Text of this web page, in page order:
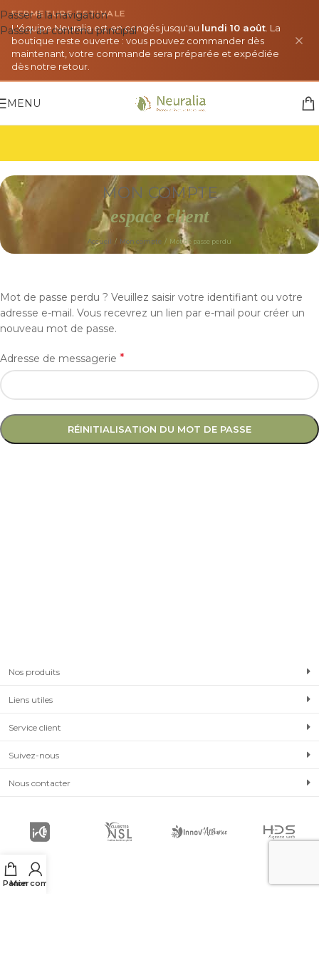
FERMETURE ESTIVALE
L'équipe Neuralia est en congés jusqu'au lundi 10 août . La
boutique reste ouverte : vous pouvez commander dès
maintenant, votre commande sera préparée et expédiée
dès notre retour.
Passer à la navigation
Passer au contenu principal
MENU
MON COMPTE
espace client
Accueil / Mon compte / Mot de passe perdu
Mot de passe perdu ? Veuillez saisir votre identifiant ou votre
adresse e-mail. Vous recevrez un lien par e-mail pour créer un
nouveau mot de passe.
Adresse de messagerie *
RÉINITIALISATION DU MOT DE PASSE
Nos produits
Liens utiles
Service client
Suivez-nous
Nous contacter
Panier
Mon compte